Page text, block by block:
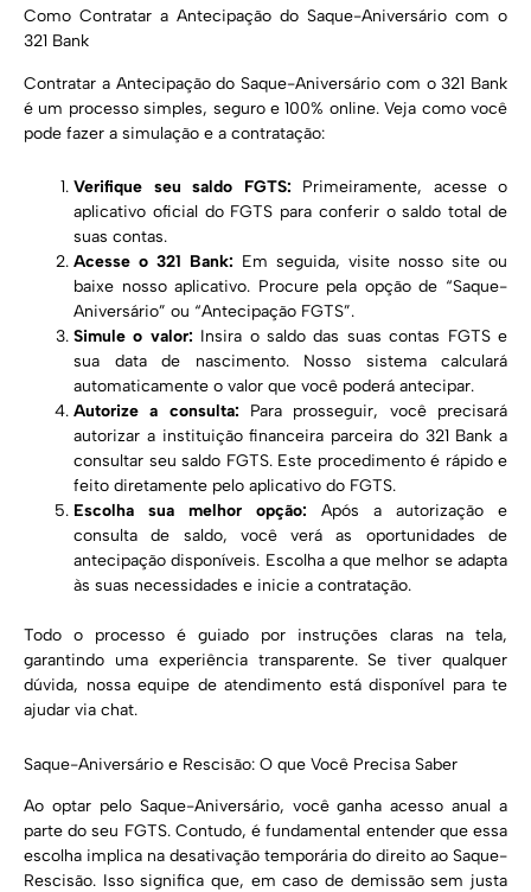
Como Contratar a Antecipação do Saque-Aniversário com o
321 Bank
Contratar a Antecipação do Saque-Aniversário com o 321 Bank
é um processo simples, seguro e 100% online. Veja como você
pode fazer a simulação e a contratação:
Verifique seu saldo FGTS: Primeiramente, acesse o
aplicativo oficial do FGTS para conferir o saldo total de
suas contas.
Acesse o 321 Bank: Em seguida, visite nosso site ou
baixe nosso aplicativo. Procure pela opção de “Saque-
Aniversário” ou “Antecipação FGTS”.
Simule o valor: Insira o saldo das suas contas FGTS e
sua data de nascimento. Nosso sistema calculará
automaticamente o valor que você poderá antecipar.
Autorize a consulta: Para prosseguir, você precisará
autorizar a instituição financeira parceira do 321 Bank a
consultar seu saldo FGTS. Este procedimento é rápido e
feito diretamente pelo aplicativo do FGTS.
Escolha sua melhor opção: Após a autorização e
consulta de saldo, você verá as oportunidades de
antecipação disponíveis. Escolha a que melhor se adapta
às suas necessidades e inicie a contratação.
Todo o processo é guiado por instruções claras na tela,
garantindo uma experiência transparente. Se tiver qualquer
dúvida, nossa equipe de atendimento está disponível para te
ajudar via chat.
Saque-Aniversário e Rescisão: O que Você Precisa Saber
Ao optar pelo Saque-Aniversário, você ganha acesso anual a
parte do seu FGTS. Contudo, é fundamental entender que essa
escolha implica na desativação temporária do direito ao Saque-
Rescisão. Isso significa que, em caso de demissão sem justa